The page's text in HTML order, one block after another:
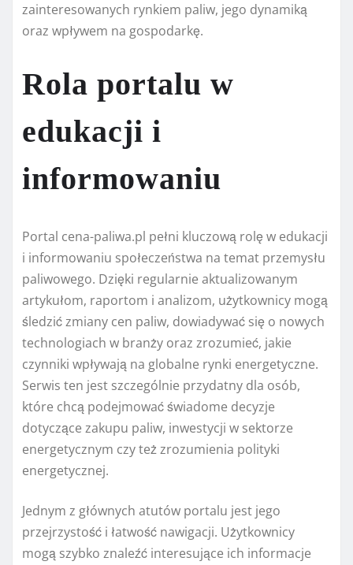
zainteresowanych rynkiem paliw, jego dynamiką
oraz wpływem na gospodarkę.
Rola portalu w
edukacji i
informowaniu
Portal cena-paliwa.pl pełni kluczową rolę w edukacji
i informowaniu społeczeństwa na temat przemysłu
paliwowego. Dzięki regularnie aktualizowanym
artykułom, raportom i analizom, użytkownicy mogą
śledzić zmiany cen paliw, dowiadywać się o nowych
technologiach w branży oraz zrozumieć, jakie
czynniki wpływają na globalne rynki energetyczne.
Serwis ten jest szczególnie przydatny dla osób,
które chcą podejmować świadome decyzje
dotyczące zakupu paliw, inwestycji w sektorze
energetycznym czy też zrozumienia polityki
energetycznej.
Jednym z głównych atutów portalu jest jego
przejrzystość i łatwość nawigacji. Użytkownicy
mogą szybko znaleźć interesujące ich informacje